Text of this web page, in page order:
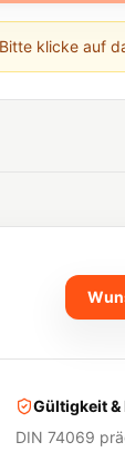
Bitte klicke auf
Gültigkeit &
DIN 74069